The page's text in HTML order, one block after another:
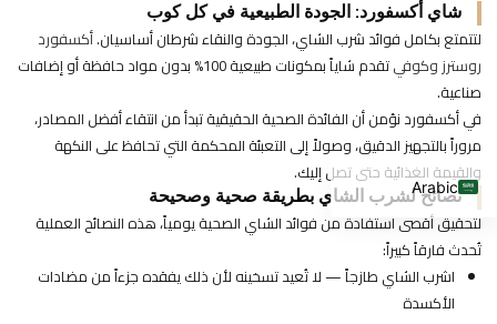
شاي أكسفورد: الجودة الطبيعية في كل كوب
لتتمتع بكامل فوائد شرب الشاي، الجودة والنقاء شرطان أساسيان.أكسفورد
روسترز وكوفي
تقدم شاياً بمكونات طبيعية 100% بدون مواد حافظة أو إضافات
صناعية.
في أكسفورد نؤمن أن الفائدة الصحية الحقيقية تبدأ من انتقاء أفضل المصادر،
مروراً بالتجهيز الدقيق، وصولاً إلى التعبئة المحكمة التي تحافظ على النكهة
والقيمة الغذائية حتى تصل إليك.
نصائح لشرب الشاي بطريقة صحية وصحيحة
لتحقيق أقصى استفادة من فوائد الشاي الصحية يومياً، هذه النصائح العملية
تُحدث فارقاً كبيراً:
اشرب الشاي طازجاً — لا تُعيد تسخينه لأن ذلك يفقده جزءاً من مضادات
الأكسدة
Arabic
English